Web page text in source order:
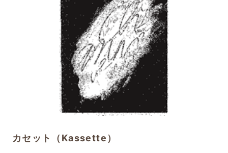
カセット（Kassette）